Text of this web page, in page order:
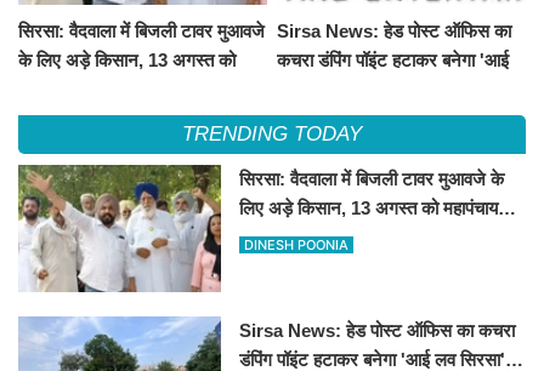
सिरसा: वैदवाला में बिजली टावर मुआवजे
के लिए अड़े किसान, 13 अगस्त को
Sirsa News: हेड पोस्ट ऑफिस का
कचरा डंपिंग पॉइंट हटाकर बनेगा 'आई
TRENDING TODAY
सिरसा: वैदवाला में बिजली टावर मुआवजे के
लिए अड़े किसान, 13 अगस्त को महापंचायत
का ऐलान
DINESH POONIA
Sirsa News: हेड पोस्ट ऑफिस का कचरा
डंपिंग पॉइंट हटाकर बनेगा 'आई लव सिरसा'